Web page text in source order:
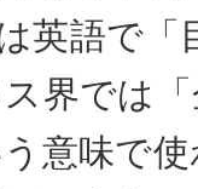
英語で
界では
意味で